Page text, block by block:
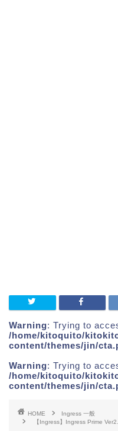
Warning: Trying to
/home/kitoquito/
content/themes/jin/
Warning: Trying to
/home/kitoquito/
content/themes/jin/
HOME
Ingress 一般
【Ingress】Ingress Prime